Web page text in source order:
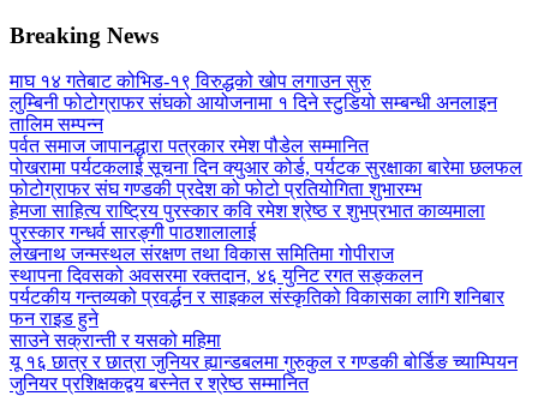
Breaking News
माघ १४ गतेबाट कोभिड-१९ विरुद्धको खोप लगाउन सुरु
लुम्बिनी फोटोग्राफर संघको आयोजनामा १ दिने स्टुडियो सम्बन्धी अनलाइन
तालिम सम्पन्न
पर्वत समाज जापानद्धारा पत्रकार रमेश पौडेल सम्मानित
पोखरामा पर्यटकलाई सूचना दिन क्युआर कोर्ड, पर्यटक सुरक्षाका बारेमा छलफल
फोटोग्राफर संघ गण्डकी प्रदेश को फोटो प्रतियोगिता शुभारम्भ
हेमजा साहित्य राष्ट्रिय पुरस्कार कवि रमेश श्रेष्ठ र शुभप्रभात काव्यमाला
पुरस्कार गन्धर्व सारङ्गी पाठशालालाई
लेखनाथ जन्मस्थल संरक्षण तथा विकास समितिमा गोपीराज
स्थापना दिवसको अवसरमा रक्तदान, ४६ युनिट रगत सङ्कलन
पर्यटकीय गन्तव्यको प्रवर्द्धन र साइकल संस्कृतिको विकासका लागि शनिबार
फन राइड हुने
साउने सक्रान्ती र यसको महिमा
यू १६ छात्र र छात्रा जुनियर ह्यान्डबलमा गुरुकुल र गण्डकी बोर्डिङ च्याम्पियन
जुनियर प्रशिक्षकद्वय बस्नेत र श्रेष्ठ सम्मानित